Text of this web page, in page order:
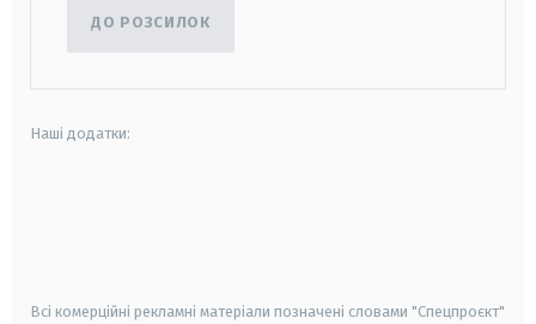
ДО РОЗСИЛОК
Наші додатки:
Всі комерційні рекламні матеріали позначені словами "Спецпроєкт"